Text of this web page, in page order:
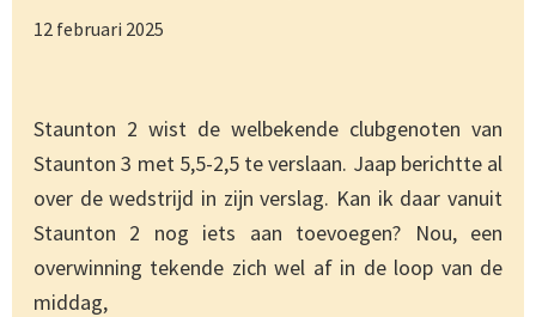
12 februari 2025
Staunton 2 wist de welbekende clubgenoten van
Staunton 3 met 5,5-2,5 te verslaan. Jaap berichtte al
over de wedstrijd in zijn verslag. Kan ik daar vanuit
Staunton 2 nog iets aan toevoegen? Nou, een
overwinning tekende zich wel af in de loop van de
middag,